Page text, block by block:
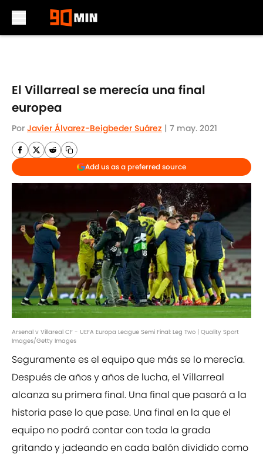
El Villarreal se merecía una final
europea
Por Javier Álvarez-Beigbeder Suárez | 7 may. 2021
Add us as a preferred source
Arsenal v Villareal CF - UEFA Europa League Semi Final: Leg Two | Quality Sport
Images/Getty Images
Seguramente es el equipo que más se lo merecía.
Después de años y años de lucha, el Villarreal
alcanza su primera final. Una final que pasará a la
historia pase lo que pase. Una final en la que el
equipo no podrá contar con toda la grada
gritando y jadeando en cada balón dividido como